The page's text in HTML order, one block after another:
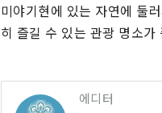
미야기현에 있는 자연에 둘
히 즐길 수 있는 관광 명소가
에디터